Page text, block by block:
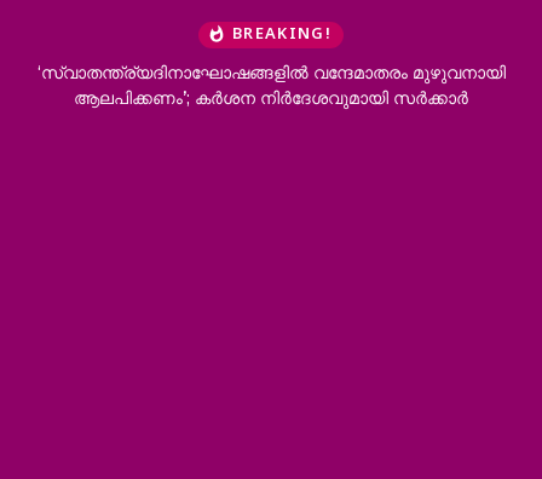
BREAKING!
‘സ്വാതന്ത്ര്യദിനാഘോഷങ്ങളിൽ വന്ദേമാതരം മുഴുവനായി
ആലപിക്കണം’; കർശന നിർദേശവുമായി സർക്കാർ